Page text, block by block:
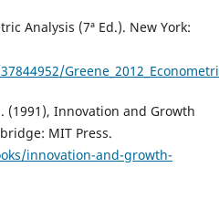
Analysis (7ª Ed.). New York:
(1991), Innovation and Growth
MIT Press.
innovation-and-growth-